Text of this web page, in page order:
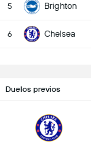
5 Brighton
6 Chelsea
Duelos previos